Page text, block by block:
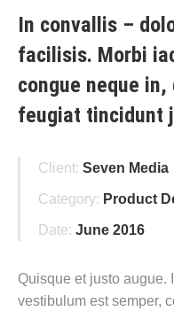
In convallis –
facilisis. Morbi
congue neque
feugiat tincidunt
Client: Seven Media
Category: Product
Date: June 2016
Quisque et justo augue.
vestibulum est semper,